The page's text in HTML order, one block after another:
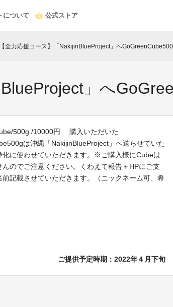
について 公式ストア
【全力応援コース】「NakijinBlueProject」へ
」へ
500g /10000円 購入いただいた
は沖縄「NakijinBlueProject」へ送らせていた
化に使わせていただきます。※ご購入様にCubeは
んのでご注意ください。くわえて報告＋HPにご支
前記載させていただきます。（ニックネーム可、希
ご提供予定時期：2022年４月下旬